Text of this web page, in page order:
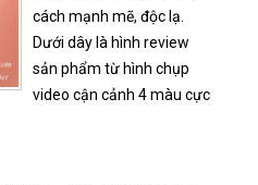
cách mạnh mẽ, độc lạ.
Dưới dây là hình review
sản phẩm từ hình chụp
video cận cảnh 4 màu cực